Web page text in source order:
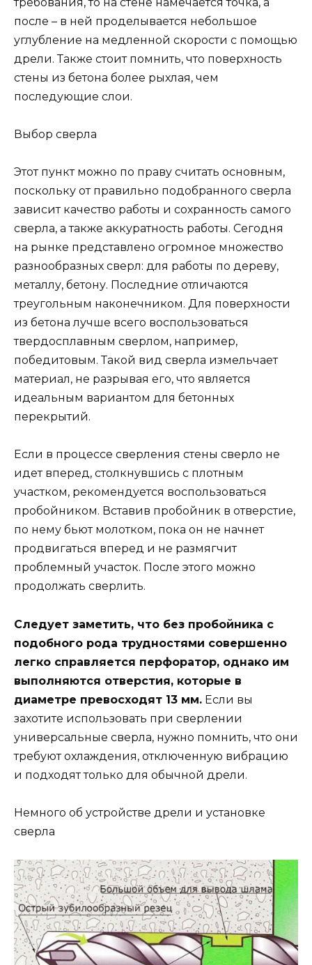
после – в ней проделывается небольшое
углубление на медленной скорости с помощью
дрели. Также стоит помнить, что поверхность
стены из бетона более рыхлая, чем
последующие слои.
Выбор сверла
Этот пункт можно по праву считать основным,
поскольку от правильно подобранного сверла
зависит качество работы и сохранность самого
сверла, а также аккуратность работы. Сегодня
на рынке представлено огромное множество
разнообразных сверл: для работы по дереву,
металлу, бетону. Последние отличаются
треугольным наконечником. Для поверхности
из бетона лучше всего воспользоваться
твердосплавным сверлом, например,
победитовым. Такой вид сверла измельчает
материал, не разрывая его, что является
идеальным вариантом для бетонных
перекрытий.
Если в процессе сверления стены сверло не
идет вперед, столкнувшись с плотным
участком, рекомендуется воспользоваться
пробойником. Вставив пробойник в отверстие,
по нему бьют молотком, пока он не начнет
продвигаться вперед и не размягчит
проблемный участок. После этого можно
продолжать сверлить.
Следует заметить, что без пробойника с
подобного рода трудностями совершенно
легко справляется перфоратор, однако им
выполняются отверстия, которые в
диаметре превосходят 13 мм. Если вы
захотите использовать при сверлении
универсальные сверла, нужно помнить, что они
требуют охлаждения, отключенную вибрацию
и подходят только для обычной дрели.
Немного об устройстве дрели и установке
сверла